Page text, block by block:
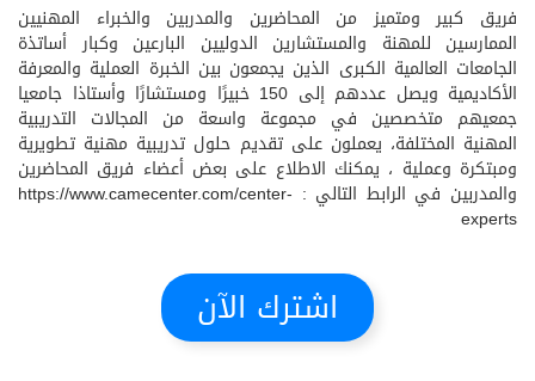
فريق كبير ومتميز من المحاضرين والمدربين والخبراء المهنيين
الممارسين للمهنة والمستشارين الدوليين البارعين وكبار أساتذة
الجامعات العالمية الكبرى الذين يجمعون بين الخبرة العملية والمعرفة
الأكاديمية ويصل عددهم إلى 150 خبيرًا ومستشارًا وأستاذا جامعيا
جمعيهم متخصصين في مجموعة واسعة من المجالات التدريبية
المهنية المختلفة، يعملون على تقديم حلول تدريبية مهنية تطويرية
ومبتكرة وعملية ، يمكنك الاطلاع على بعض أعضاء فريق المحاضرين
والمدربين في الرابط التالي : https://www.camecenter.com/center-
experts
اشترك الآن